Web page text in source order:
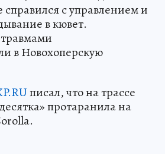
с управлением и
в кювет.
в Новохоперскую
писал, что на трассе
протаранила на